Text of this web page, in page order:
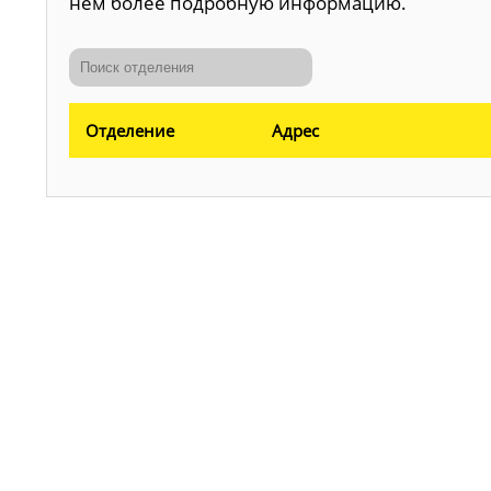
Отделение Адрес